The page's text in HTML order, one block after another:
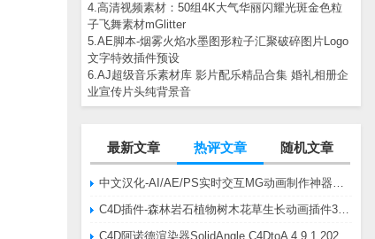
4.高清视频素材：50组4K大气华丽闪耀光斑金色粒
子飞舞素材mGlitter
5.AE脚本-烟雾火焰水墨图形粒子汇聚破碎图片Logo
文字特效插件预设
6.AJ超级音乐素材库 影片配乐精品合集 婚礼相册企
业宣传片头纯背景音
最新文章 热评文章 随机文章